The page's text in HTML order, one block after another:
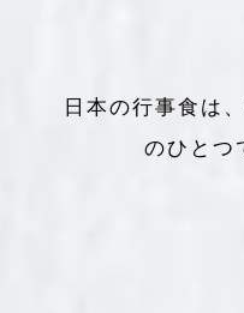
日本の行事食は
のひとつ